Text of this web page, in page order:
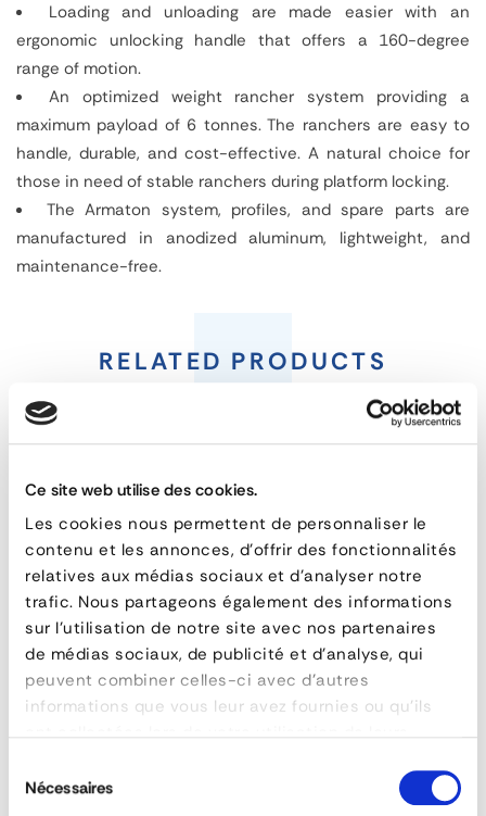
Ce site web utilise des cookies.
Les cookies nous permettent de personnaliser le
contenu et les annonces, d'offrir des fonctionnalités
relatives aux médias sociaux et d'analyser notre
trafic. Nous partageons également des informations
sur l'utilisation de notre site avec nos partenaires
de médias sociaux, de publicité et d'analyse, qui
peuvent combiner celles-ci avec d'autres
informations que vous leur avez fournies ou qu'ils
duNécessaires
Loading and unloading are made easier with an
ergonomic unlocking handle that offers a 160-degree
range of motion.
An optimized weight rancher system providing a
maximum payload of 6 tonnes. The ranchers are easy to
handle, durable, and cost-effective. A natural choice for
those in need of stable ranchers during platform locking.
The Armaton system, profiles, and spare parts are
manufactured in anodized aluminum, lightweight, and
maintenance-free.
for
flatbed
sideboards
reference159-310033
materialAluminium anodisé
longueur
400 mm
RELATED PRODUCTS